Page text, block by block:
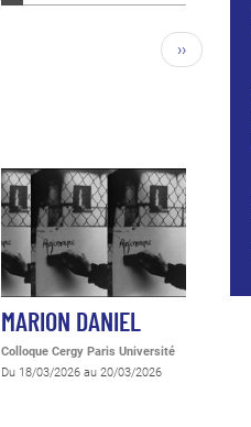
››
MARION DANIEL
Colloque Cergy Paris Université
Du 18/03/2026 au 20/03/2026